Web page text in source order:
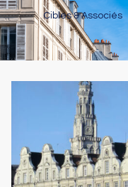
Cibles & Associés